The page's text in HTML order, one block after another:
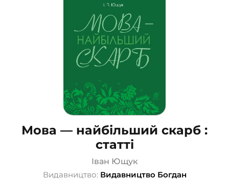
Навчальна література та посібники (527)
Енциклопедії, довідники, словники (55)
Подарункові сертифікати (1)
Мова — найбільший скарб :
статті
Іван Ющук
Видавництво: Видавництво Богдан